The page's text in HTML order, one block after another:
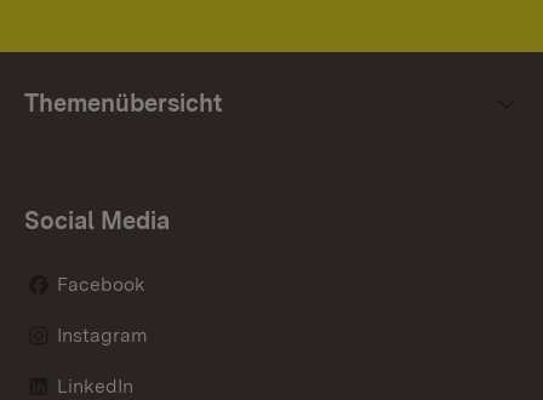
Themenübersicht
Social Media
Facebook
Instagram
LinkedIn